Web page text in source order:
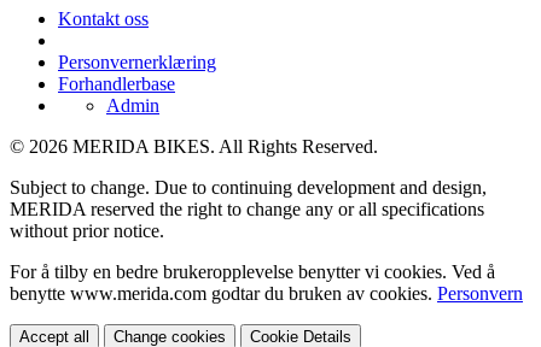
Kontakt oss
Personvernerklæring
Forhandlerbase
Admin
© 2026 MERIDA BIKES. All Rights Reserved.
Subject to change. Due to continuing development and design,
MERIDA reserved the right to change any or all specifications
without prior notice.
For å tilby en bedre brukeropplevelse benytter vi cookies. Ved å
benytte www.merida.com godtar du bruken av cookies. Personvern
Accept all Change cookies Cookie Details